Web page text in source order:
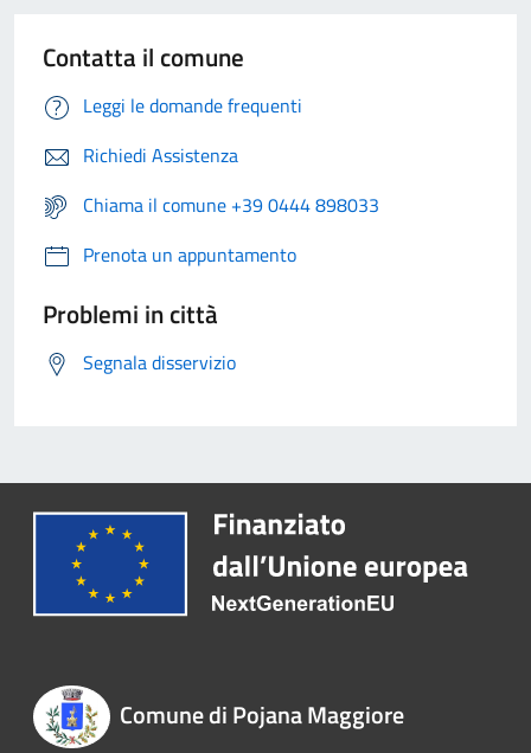
Contatta il comune
Leggi le domande frequenti
Richiedi Assistenza
Chiama il comune +39 0444 898033
Prenota un appuntamento
Problemi in città
Segnala disservizio
Comune di Pojana Maggiore